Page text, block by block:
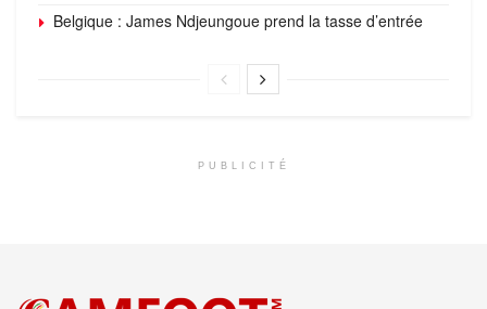
Belgique : James Ndjeungoue prend la tasse d’entrée
PUBLICITÉ